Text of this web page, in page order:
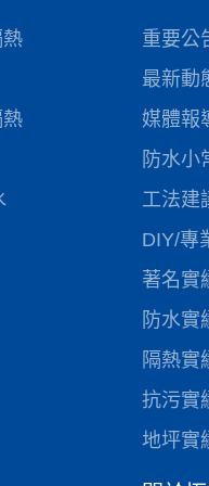
重要公
最新動
媒體報
防水小
工法建
DIY/專
著名實
防水實
隔熱實
抗污實
地坪實